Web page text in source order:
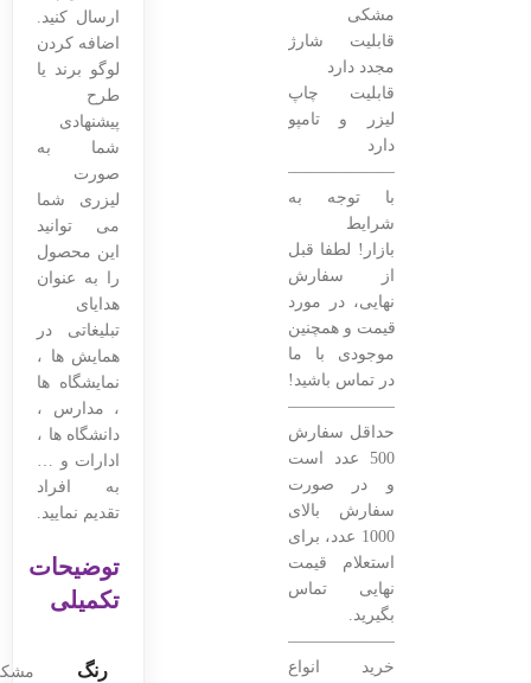
مشکی
قابلیت شارژ
مجدد دارد
قابلیت چاپ
لیزر و تامپو
دارد
———————————————–
با توجه به
شرایط
بازار! لطفا قبل
از سفارش
نهایی، در مورد
قیمت و همچنین
موجودی با ما
در تماس باشید!
———————————————–
حداقل سفارش
500 عدد است
و در صورت
سفارش بالای
1000 عدد، برای
استعلام قیمت
نهایی تماس
بگیرید.
———————————————–
خرید انواع
ارسال کنید.
اضافه کردن
لوگو برند یا
طرح
پیشنهادی
شما به
صورت
لیزری شما
می توانید
این محصول
را به عنوان
هدایای
تبلیغاتی در
همایش ها ،
نمایشگاه ها
، مدارس ،
دانشگاه ها ،
ادارات و …
به افراد
تقدیم نمایید.
توضیحات
تکمیلی
رنگ